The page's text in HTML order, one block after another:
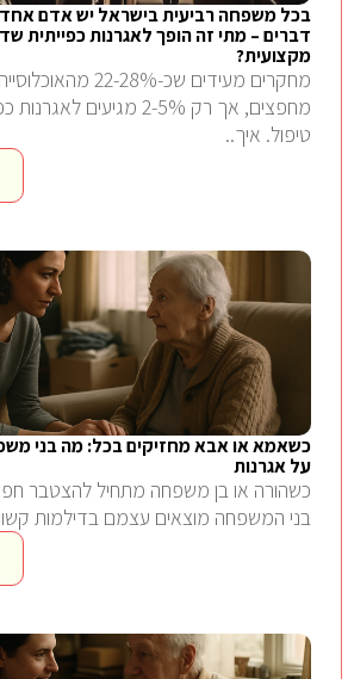
בכל משפחה רביעית בישראל יש אדם
דברים – מתי זה הופך לאגרנות כפייתית
מקצועית?
מחקרים מעידים שכ-
מחפצים, אך רק 2-5% מגיעים
טיפול. איך..
כשאמא או אבא מחזיקים בכל: מה בני
על אגרנות
כשהורה או בן משפחה מתחיל להצטבר
בני המשפחה מוצאים עצמם בדילמות